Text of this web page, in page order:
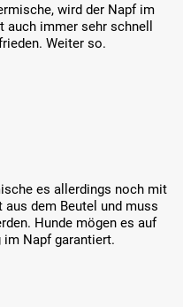
wird der Napf im
immer sehr schnell
Weiter so.
es allerdings noch mit
dem Beutel und muss
Hunde mögen es auf
im Napf garantiert.